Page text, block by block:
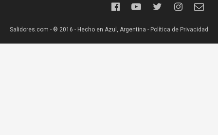
Salidores.com - ® 2016 - Hecho en Azul, Argentina - Política de Privacidad